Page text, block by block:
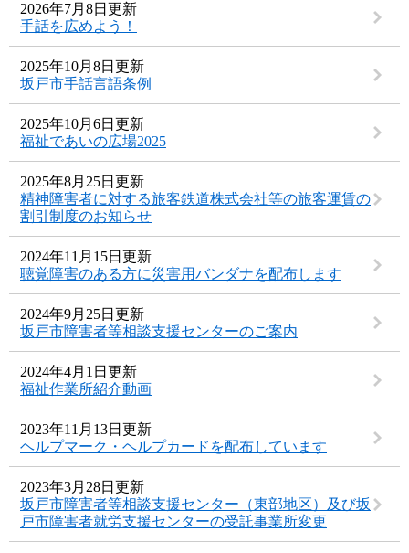
2026年7月8日更新
手話を広めよう！
2025年10月8日更新
坂戸市手話言語条例
2025年10月6日更新
福祉であいの広場2025
2025年8月25日更新
精神障害者に対する旅客鉄道株式会社等の旅客運賃の
割引制度のお知らせ
2024年11月15日更新
聴覚障害のある方に災害用バンダナを配布します
2024年9月25日更新
坂戸市障害者等相談支援センターのご案内
2024年4月1日更新
福祉作業所紹介動画
2023年11月13日更新
ヘルプマーク・ヘルプカードを配布しています
2023年3月28日更新
坂戸市障害者等相談支援センター（東部地区）及び坂
戸市障害者就労支援センターの受託事業所変更